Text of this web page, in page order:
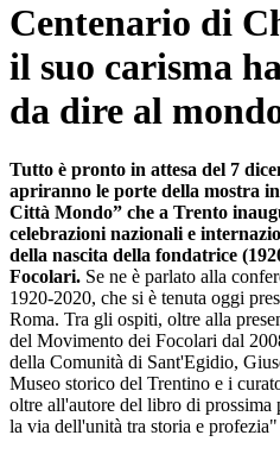
Centenario di
il suo carisma
da dire al
Tutto è pronto in attesa del 7
apriranno le porte della mostra
Città Mondo” che a Trento
celebrazioni nazionali e
della nascita della fondatrice
Focolari. Se ne è parlato alla
1920-2020, che si è tenuta oggi
Roma. Tra gli ospiti, oltre alla
del Movimento dei Focolari dal
della Comunità di Sant'Egidio,
Museo storico del Trentino e i
oltre all'autore del libro di
la via dell'unità tra storia e